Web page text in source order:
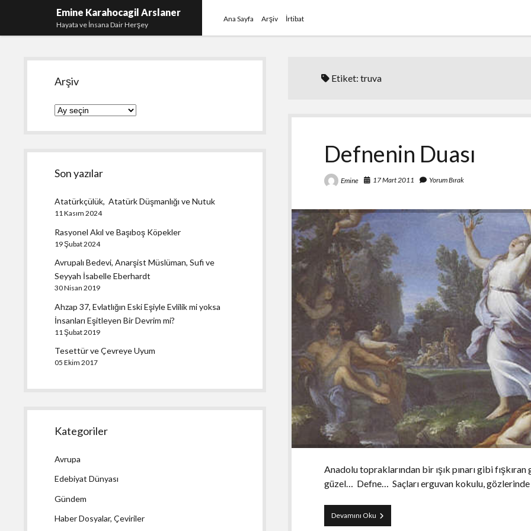
Emine Karahocagil Arslaner
Hayata ve İnsana Dair Herşey
Ana Sayfa Arşiv İrtibat
Etiket:truva
Defnenin Duası
Emine 17 Mart 2011 Yorum Bırak
Anadolu topraklarından bir ışık pınarı gibi
güzel… Defne… Saçları erguvan kokulu,
Devamını Oku Defnenin
Duası
Yan
Menü
Arşiv
Arşiv
Son yazılar
Atatürkçülük, Atatürk Düşmanlığı ve Nutuk
11 Kasım 2024
Rasyonel Akıl ve Başıboş Köpekler
19 Şubat 2024
Avrupalı Bedevi, Anarşist Müslüman, Sufi ve
Seyyah İsabelle Eberhardt
30 Nisan 2019
Ahzap 37, Evlatlığın Eski Eşiyle Evlilik mi yoksa
İnsanları Eşitleyen Bir Devrim mi?
11 Şubat 2019
Tesettür ve Çevreye Uyum
05 Ekim 2017
Kategoriler
Avrupa
Edebiyat Dünyası
Gündem
Haber Dosyalar, Çeviriler